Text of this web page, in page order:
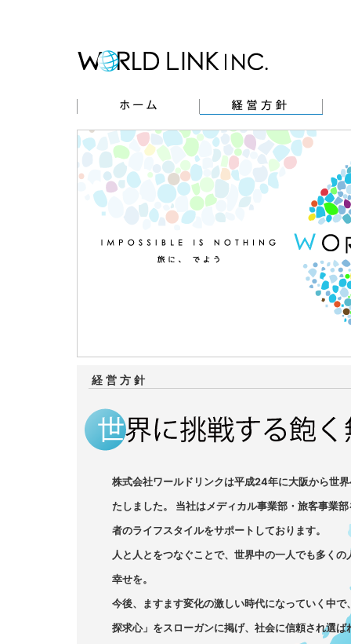
経営方針
株式会社ワールドリンクは平成24年に大阪から世
たしました。 当社はメディカル事業部・旅客事業
者のライフスタイルをサポートしております。
人と人とをつなぐことで、世界中の一人でも多く
幸せを。
今後、ますます変化の激しい時代になっていく中で
探求心」をスローガンに掲げ、社会に信頼され選ば